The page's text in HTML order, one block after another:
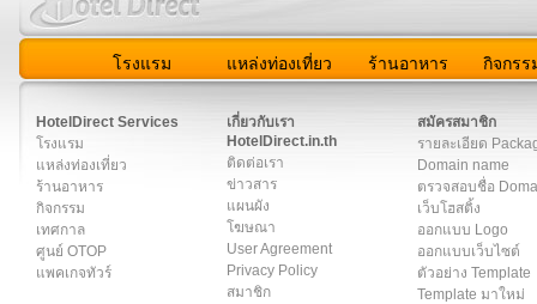
โรงแรม แหล่งท่องเที่ยว ร้านอาหาร กิจกรร
HotelDirect Services
โรงแรม
แหล่งท่องเที่ยว
ร้านอาหาร
กิจกรรม
เทศกาล
ศูนย์ OTOP
แพคเกจทัวร์
เกี่ยวกับเรา
HotelDirect.in.th
ติดต่อเรา
ข่าวสาร
แผนผัง
โฆษณา
User Agreement
Privacy Policy
สมาชิก
สมัครสมาชิก
รายละเอียด
Domain name
ตรวจสอบชื่อ
เว็บโฮสติ้ง
ออกแบบ Logo
ออกแบบเว็บไซต์
ตัวอย่าง Template
Template มาใหม่